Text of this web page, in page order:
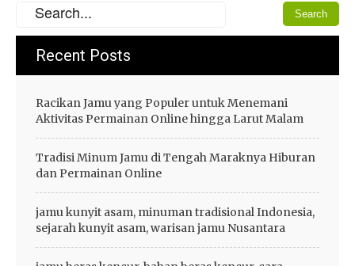
Recent Posts
Racikan Jamu yang Populer untuk Menemani
Aktivitas Permainan Online hingga Larut Malam
Tradisi Minum Jamu di Tengah Maraknya Hiburan
dan Permainan Online
jamu kunyit asam, minuman tradisional Indonesia,
sejarah kunyit asam, warisan jamu Nusantara